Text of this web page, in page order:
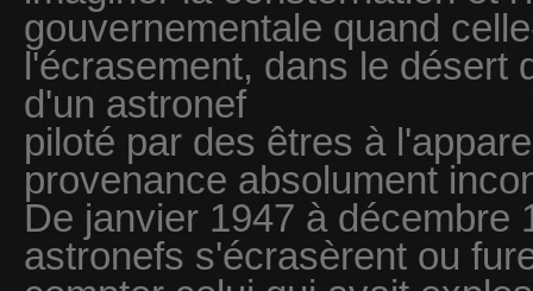
gouvernementale quand
l'écrasement, dans le désert
d'un astronef
piloté par des êtres à
provenance absolument
De janvier 1947 à décembre
astronefs s'écrasèrent ou